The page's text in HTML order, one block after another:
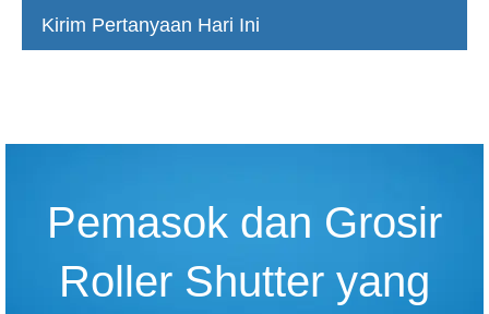
Kirim Pertanyaan Hari Ini
Pemasok dan Grosir
Roller Shutter yang